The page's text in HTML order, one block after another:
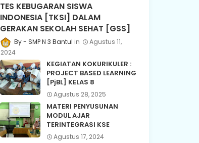
TES KEBUGARAN SISWA
INDONESIA [TKSI] DALAM
GERAKAN SEKOLAH SEHAT [GSS]
SMP N 3 Bantul
Agustus 11,
2024
KEGIATAN KOKURIKULER :
PROJECT BASED LEARNING
[PjBL] KELAS 8
Agustus 28, 2025
MATERI PENYUSUNAN
MODUL AJAR
TERINTEGRASI KSE
Agustus 17, 2024